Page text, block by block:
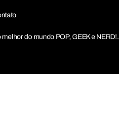
do mundo POP, GEEK e NERD!.